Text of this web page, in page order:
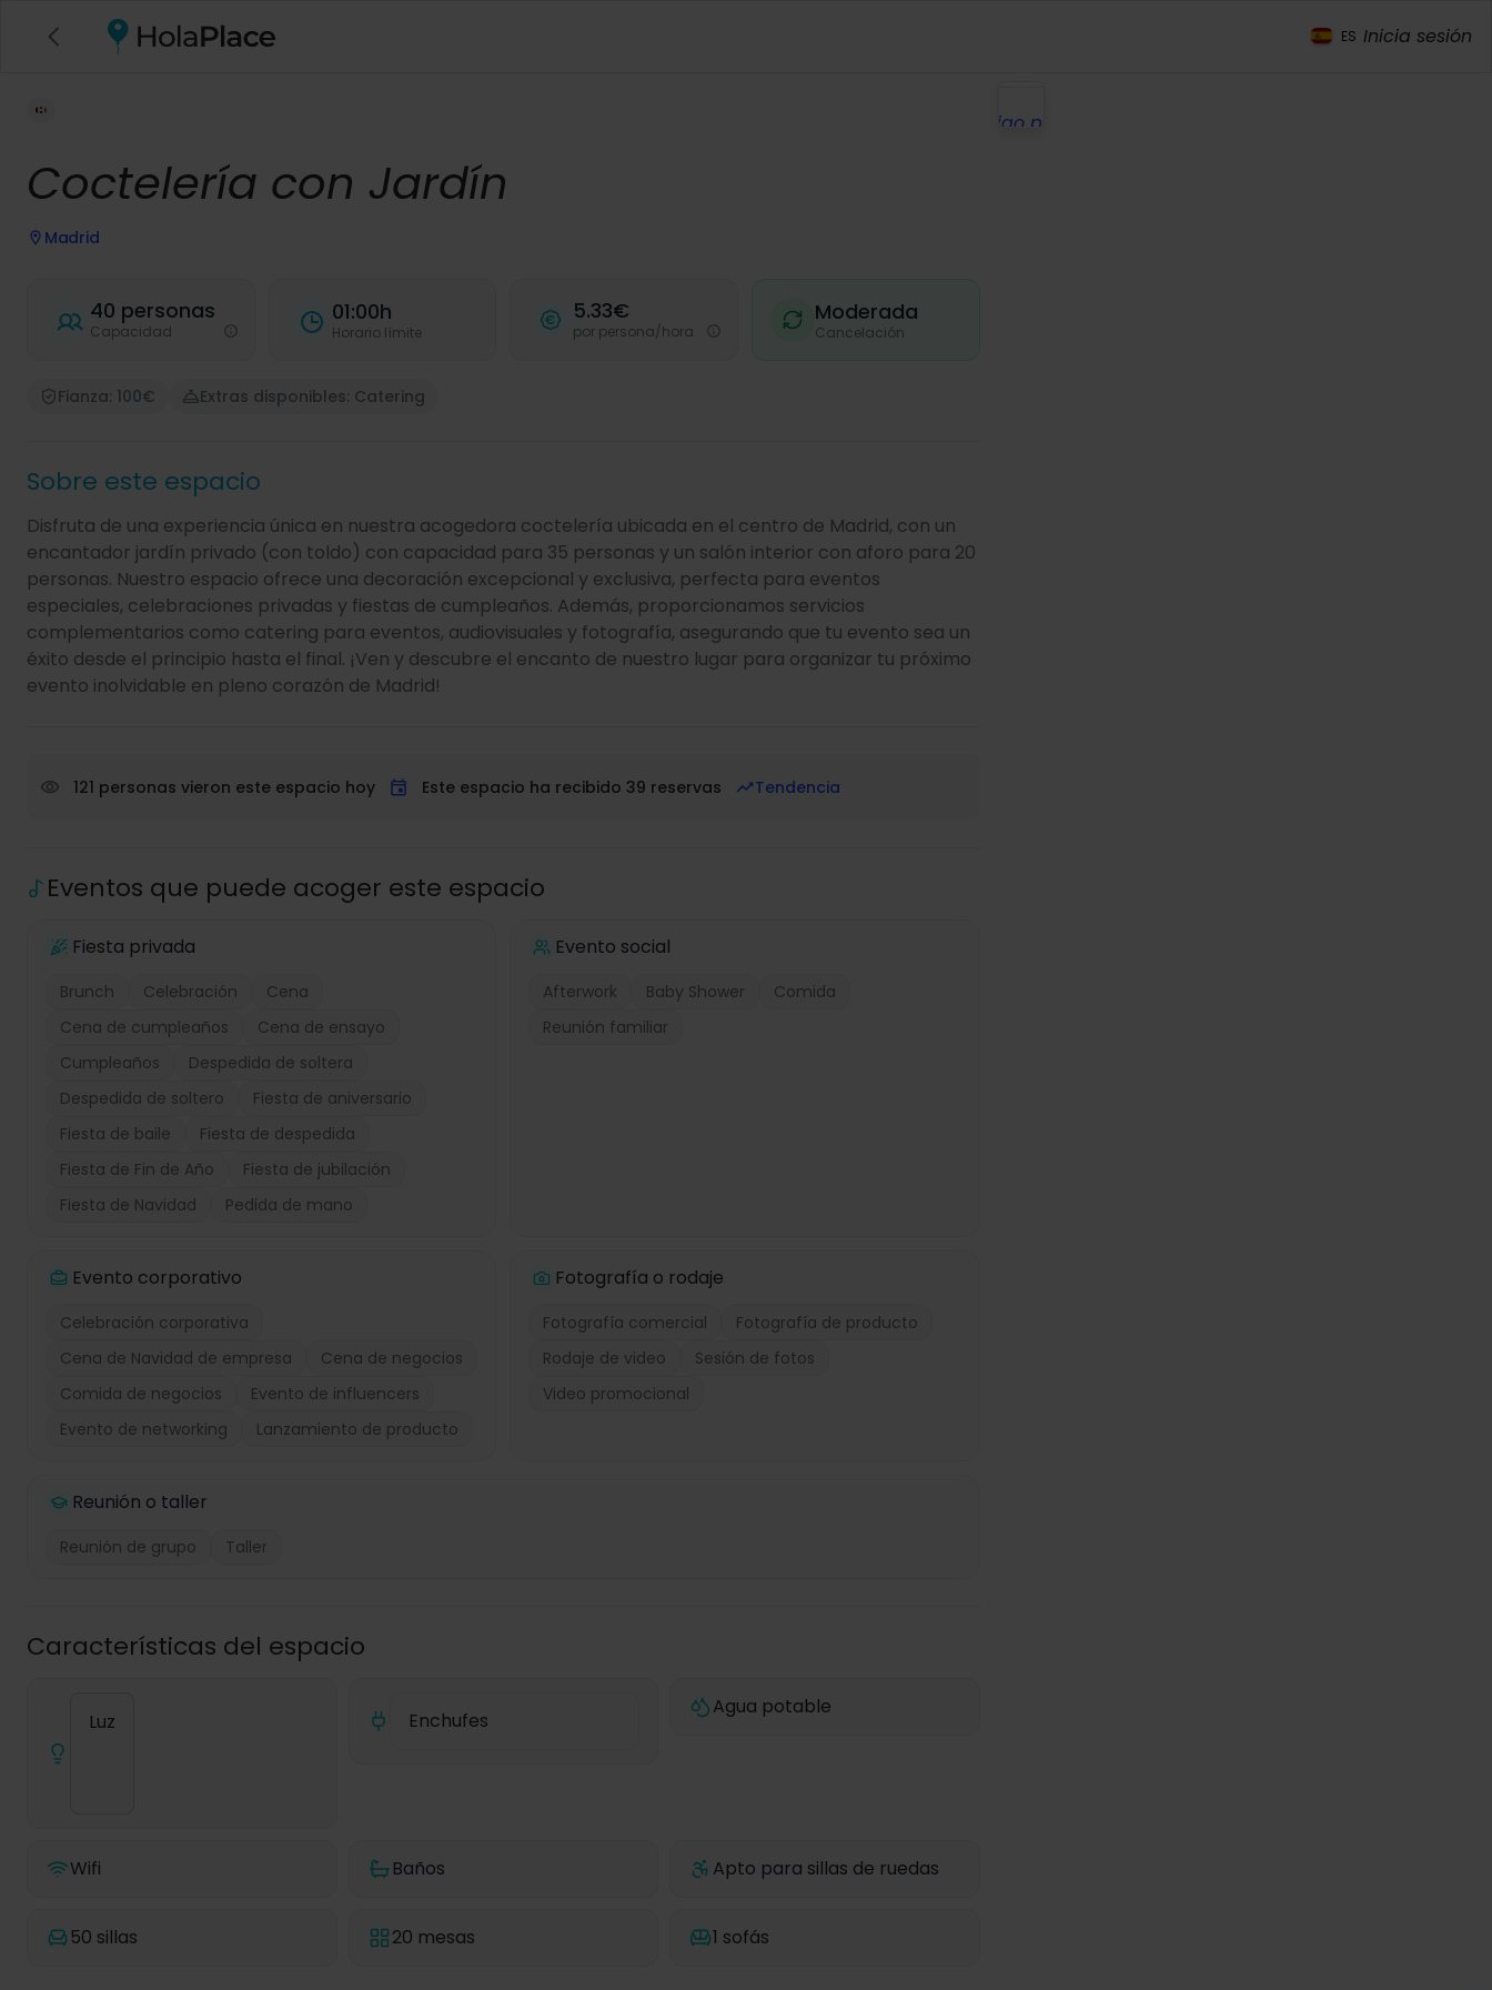
ES Inicia sesión
Coctelería con Jardín
Madrid
40 personas
Capacidad
01:00h
Horario límite
5.33€
por persona/hora
Moderada
Cancelación
Fianza: 100€ Extras disponibles: Catering
Sobre este espacio
Disfruta de una experiencia única en nuestra acogedora coctelería ubicada en el centro de Madrid, con un
encantador jardín privado (con toldo) con capacidad para 35 personas y un salón interior con aforo para 20
personas. Nuestro espacio ofrece una decoración excepcional y exclusiva, perfecta para eventos
especiales, celebraciones privadas y fiestas de cumpleaños. Además, proporcionamos servicios
complementarios como catering para eventos, audiovisuales y fotografía, asegurando que tu evento sea un
éxito desde el principio hasta el final. ¡Ven y descubre el encanto de nuestro lugar para organizar tu próximo
evento inolvidable en pleno corazón de Madrid!
121 personas vieron este espacio hoy Este espacio ha recibido 39 reservas Tendencia
Eventos que puede acoger este espacio
Fiesta privada
Brunch Celebración
Cena
Cena de cumpleaños
Cena de ensayo
Cumpleaños
Despedida de soltera
Despedida de soltero
Fiesta de aniversario
Fiesta de baile
Fiesta de despedida
Fiesta de Fin de Año
Fiesta de jubilación
Fiesta de Navidad
Pedida de mano
Evento social
Afterwork Baby Shower
Comida
Reunión familiar
Evento corporativo
Celebración corporativa
Cena de Navidad de empresa
Cena de negocios
Comida de negocios
Evento de influencers
Evento de networking
Lanzamiento de producto
Fotografía o rodaje
Fotografía comercial
Fotografía de producto
Rodaje de video
Sesión de fotos
Video promocional
Reunión o taller
Reunión de grupo Taller
Características del espacio
Luz Enchufes
Agua potable
Wifi Baños Apto para sillas de ruedas
50 sillas 20 mesas 1 sofás
Añadir código promocional